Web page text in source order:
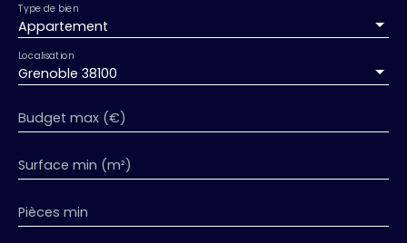
Appartement
Type de bien
Grenoble 38100
Localisation
Budget max (€)
Surface min (m²)
Pièces min